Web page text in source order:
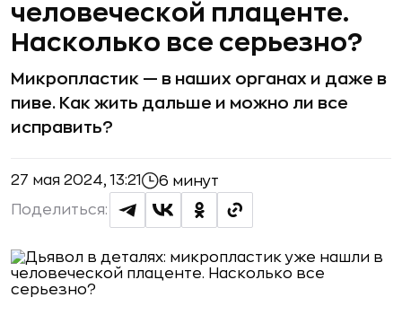
человеческой плаценте.
Насколько все серьезно?
Микропластик — в наших органах и даже в
пиве. Как жить дальше и можно ли все
исправить?
27 мая 2024, 13:21 6 минут
Поделиться: